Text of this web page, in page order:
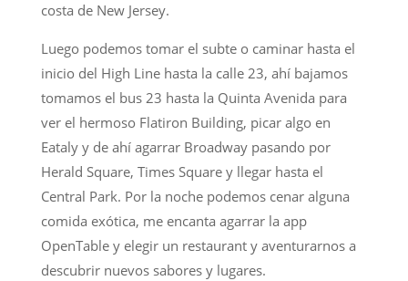
costa de New Jersey.
Luego podemos tomar el subte o caminar hasta el
inicio del High Line hasta la calle 23, ahí bajamos
tomamos el bus 23 hasta la Quinta Avenida para
ver el hermoso Flatiron Building, picar algo en
Eataly y de ahí agarrar Broadway pasando por
Herald Square, Times Square y llegar hasta el
Central Park. Por la noche podemos cenar alguna
comida exótica, me encanta agarrar la app
OpenTable y elegir un restaurant y aventurarnos a
descubrir nuevos sabores y lugares.